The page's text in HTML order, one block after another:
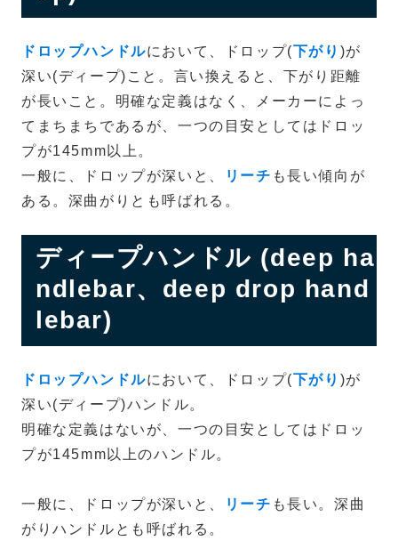
ドロップハンドルにおいて、ドロップ(下がり )が
深い(ディープ)こと。言い換えると、下がり距離
が長いこと。明確な定義はなく、メーカーによっ
てまちまちであるが、一つの目安としてはドロッ
プが145mm以上。
一般に、ドロップが深いと、
リーチ も長い傾向が
ある。深曲がりとも呼ばれる。
ディープハンドル (deep ha
ndlebar、deep drop hand
lebar)
ドロップハンドルにおいて、ドロップ(下がり )が
深い(ディープ)ハンドル。
明確な定義はないが、一つの目安としてはドロッ
プが145mm以上のハンドル。
一般に、ドロップが深いと、 リーチ も長い。深曲
がりハンドルとも呼ばれる。